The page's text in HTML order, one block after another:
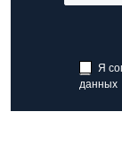
Я
данных